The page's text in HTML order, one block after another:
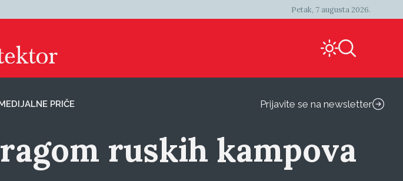
Petak, 7 augusta 2026.
PRIČE Prijavite se na newsletter
ruskih kampova